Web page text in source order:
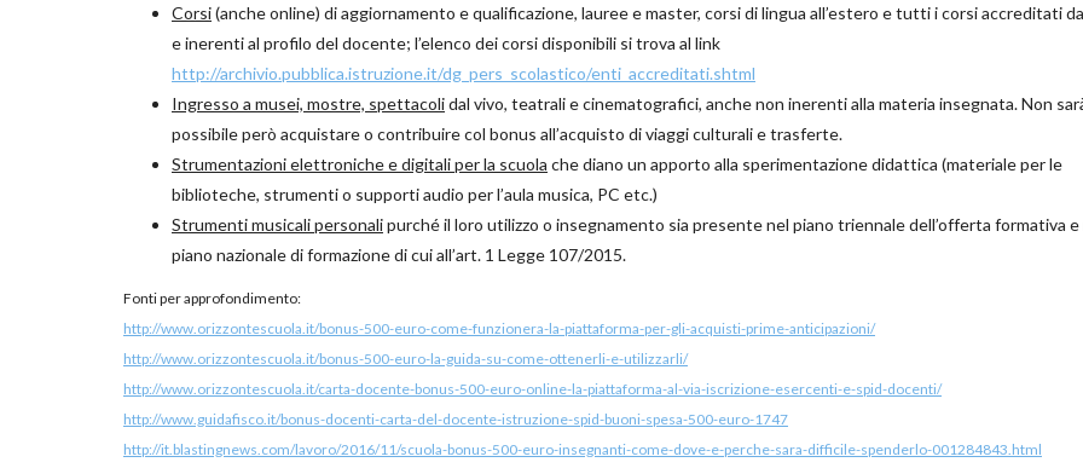
Corsi(anche online) di aggiornamento e qualificazione, lauree e master, corsi di lingua all’estero e tutti i corsi accreditati
e inerenti al profilo del docente; l’elenco dei corsi disponibili si trova al link
http://archivio.pubblica.istruzione.it/dg_pers_scolastico/enti_accreditati.shtml
Ingresso a musei, mostre, spettacolidal vivo, teatrali e cinematografici, anche non inerenti alla materia insegnata. Non
possibile però acquistare o contribuire col bonus all’acquisto di viaggi culturali e trasferte.
Strumentazioni elettroniche e digitali per la scuola che diano un apporto alla sperimentazione didattica (materiale per le
biblioteche, strumenti o supporti audio per l’aula musica, PC etc.)
Strumenti musicali personalipurché il loro utilizzo o insegnamento sia presente nel piano triennale dell’offerta formativa e
piano nazionale di formazione di cui all’art. 1 Legge 107/2015.
Fonti per approfondimento:
http://www.orizzontescuola.it/bonus-500-euro-come-funzionera-la-piattaforma-per-gli-acquisti-prime-anticipazioni/
http://www.orizzontescuola.it/bonus-500-euro-la-guida-su-come-ottenerli-e-utilizzarli/
http://www.orizzontescuola.it/carta-docente-bonus-500-euro-online-la-piattaforma-al-via-iscrizione-esercenti-e-spid-docenti/
http://www.guidafisco.it/bonus-docenti-carta-del-docente-istruzione-spid-buoni-spesa-500-euro-1747
http://it.blastingnews.com/lavoro/2016/11/scuola-bonus-500-euro-insegnanti-come-dove-e-perche-sara-difficile-spenderlo-001284843.html